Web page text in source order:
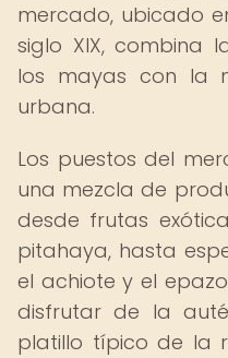
mercado, ubicado
siglo XIX, combina
los mayas con la
urbana.
Los puestos del
una mezcla de
desde frutas
pitahaya, hasta
el achiote y el
disfrutar de la
platillo típico de la